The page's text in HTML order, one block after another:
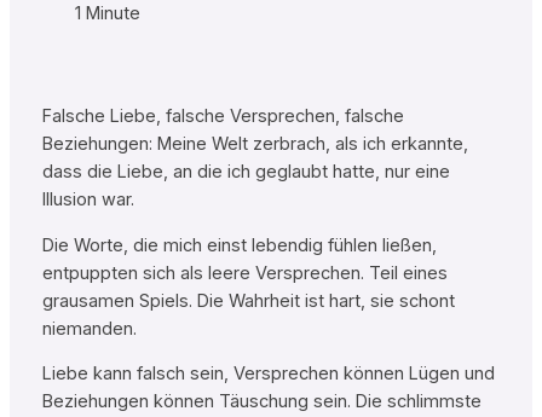
1 Minute
Falsche Liebe, falsche Versprechen, falsche
Beziehungen: Meine Welt zerbrach, als ich erkannte,
dass die Liebe, an die ich geglaubt hatte, nur eine
Illusion war.
Die Worte, die mich einst lebendig fühlen ließen,
entpuppten sich als leere Versprechen. Teil eines
grausamen Spiels. Die Wahrheit ist hart, sie schont
niemanden.
Liebe kann falsch sein, Versprechen können Lügen und
Beziehungen können Täuschung sein. Die schlimmste